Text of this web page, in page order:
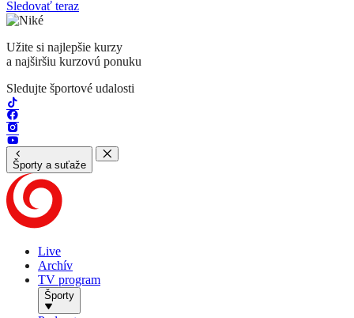
Sledovať teraz
Užite si najlepšie kurzy
a najširšiu kurzovú ponuku
Sledujte športové udalosti
Športy a suťaže
Live
Archív
TV program
Športy